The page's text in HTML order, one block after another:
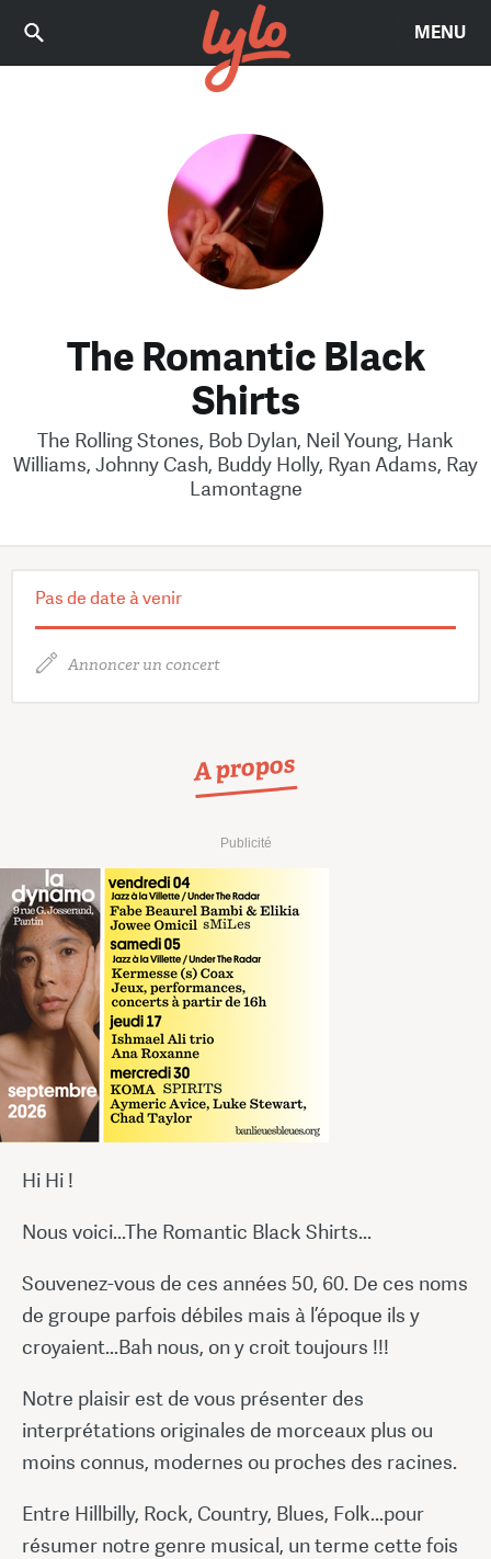
MENU
The Romantic Black
Shirts
The Rolling Stones, Bob Dylan, Neil Young, Hank
Williams, Johnny Cash, Buddy Holly, Ryan Adams, Ray
Lamontagne
Pas de date à venir
Annoncer un concert
A propos
Publicité
Hi Hi !
Nous voici...The Romantic Black Shirts...
Souvenez-vous de ces années 50, 60. De ces noms
de groupe parfois débiles mais à l’époque ils y
croyaient...Bah nous, on y croit toujours !!!
Notre plaisir est de vous présenter des
interprétations originales de morceaux plus ou
moins connus, modernes ou proches des racines.
Entre Hillbilly, Rock, Country, Blues, Folk...pour
résumer notre genre musical, un terme cette fois